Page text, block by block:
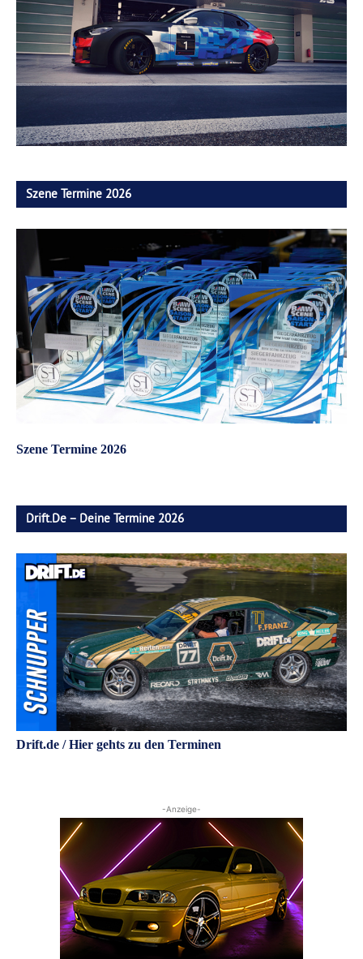
Szene Termine 2026
Szene Termine 2026
Drift.de – Deine Termine 2026
Drift.de / Hier gehts zu den Terminen
-Anzeige-